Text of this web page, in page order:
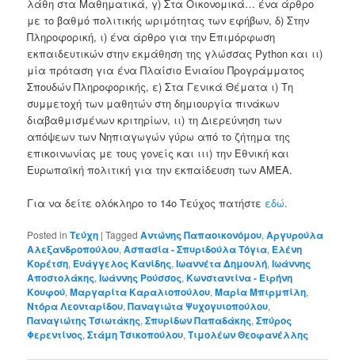
λάθη στα Μαθηματικά, γ) Στα Οικονομικά… ένα άρθρο
με το βαθμό πολιτικής ωριμότητας των εφήβων, δ) Στην
Πληροφορική, ι) ένα άρθρο για την Επιμόρφωση
εκπαιδευτικών στην εκμάθηση της γλώσσας Python και ιι)
μία πρόταση για ένα Πλαίσιο Ενιαίου Προγράμματος
Σπουδών Πληροφορικής, ε) Στα Γενικά Θέματα ι) Τη
συμμετοχή των μαθητών στη δημιουργία πινάκων
διαβαθμισμένων κριτηρίων, ιι) τη Διερεύνηση των
απόψεων των Νηπιαγωγών γύρω από το ζήτημα της
επικοινωνίας με τους γονείς και ιιι) την Εθνική και
Ευρωπαϊκή πολιτική για την εκπαίδευση των ΑΜΕΑ.
Για να δείτε ολόκληρο το 14ο Τεύχος πατήστε εδώ.
Posted in Τεύχη |Tagged Αντώνης Παπαοικονόμου,Αργυρούλα
Αλεξανδροπούλου,Ασπασία - Σπυριδούλα Τόγια, Ελένη
Κορέτση, Ευάγγελος Κανίδης,Ιωαννέτα Δημουλή,Ιωάννης
Αποστολάκης,Ιωάννης Ρούσσος,Κωνσταντίνα - Ειρήνη
Κουφού,Μαργαρίτα Καραλιοπούλου,Μαρία Μπιρμπίλη,
Ντόρα Λεονταρίδου,Παναγιώτα Ψυχογυιοπούλου,
Παναγιώτης Τσιωτάκης,Σπυρίδων Παπαδάκης,Σπύρος
Φερεντίνος,Στάμη Τσικοπούλου,Τιμολέων Θεοφανέλλης